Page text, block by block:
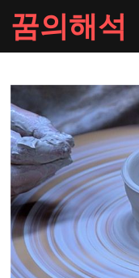
Skip
to
content
꿈의해석